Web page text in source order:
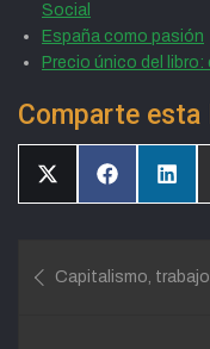
Social
España como pasión
Precio único del
Comparte esta
CompartirCompartir
de
Capitalismo,